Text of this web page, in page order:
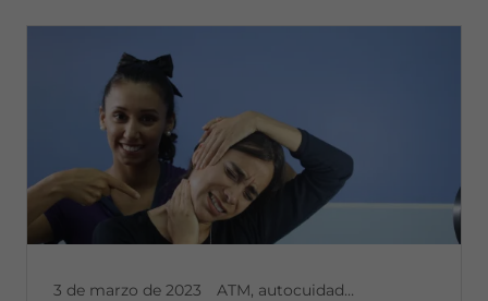
3 de marzo de 2023 ATM, autocuidado, bruxismo, buenos hábitos, disfuncion, dolor, dolor articular, dolor cronico, dolor muscular, hiperlaxitud, inflamación, ruido mandibular, Ruidos en articulacion, salud